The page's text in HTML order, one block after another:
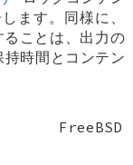
す。同様に、
ことは、出力の
時間とコンテン
FreeBSD